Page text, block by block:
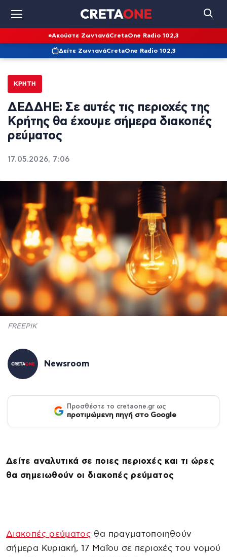
Ακούστε ΖωντανάCretaOne Radio 102,3
Δείτε ΖωντανάCretaOne Radio 102,3
ΚΡΉΤΗ
ΔΕΔΔΗΕ: Σε αυτές τις περιοχές της
Κρήτης θα έχουμε σήμερα διακοπές
ρεύματος
17.05.2026, 7:06
FREEPIK
Newsroom
Προσθέστε το cretaone.gr ως
προτιμώμενη πηγή στο Google
Δείτε αναλυτικά σε ποιες περιοχές και τι ώρες
θα σημειωθούν οι διακοπές ρεύματος
Διακοπές ρεύματος θα πραγματοποιηθούν
σήμερα Κυριακή, 17 Μαΐου σε περιοχές του νομού